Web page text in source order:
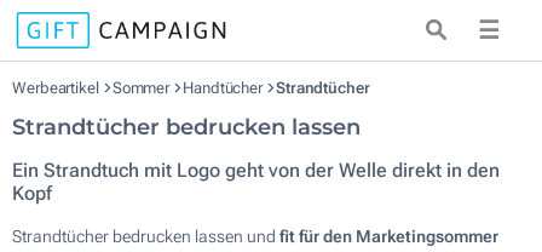
☰
Werbeartikel Sommer Handtücher Strandtücher
Strandtücher bedrucken lassen
Ein Strandtuch mit Logo geht von der Welle direkt in den
Kopf
Strandtücher bedrucken lassen und fit für den Marketingsommer